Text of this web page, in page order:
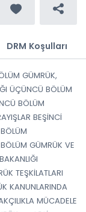
DRM Koşulları
GÜMRÜK,
ÜÇÜNCÜ BÖLÜM
BÖLÜM
BEŞİNCİ
GÜMRÜK VE
TEŞKİLATLARI
KANUNLARINDA
MÜCADELE